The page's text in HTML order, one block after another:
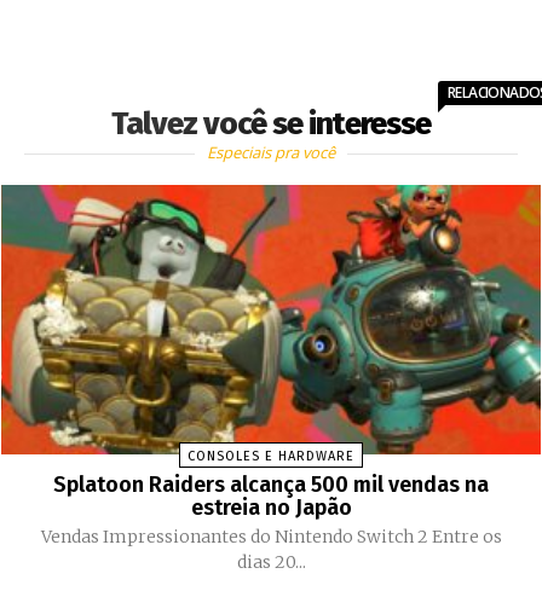
Talvez você se interesse
Especiais pra você
CONSOLES E HARDWARE
Splatoon Raiders alcança 500 mil vendas na
estreia no Japão
Vendas Impressionantes do Nintendo Switch 2 Entre os
dias 20...